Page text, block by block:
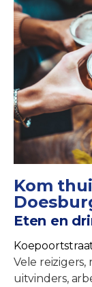
Kom
Eten en
Vele reizigers,
uitvinders,